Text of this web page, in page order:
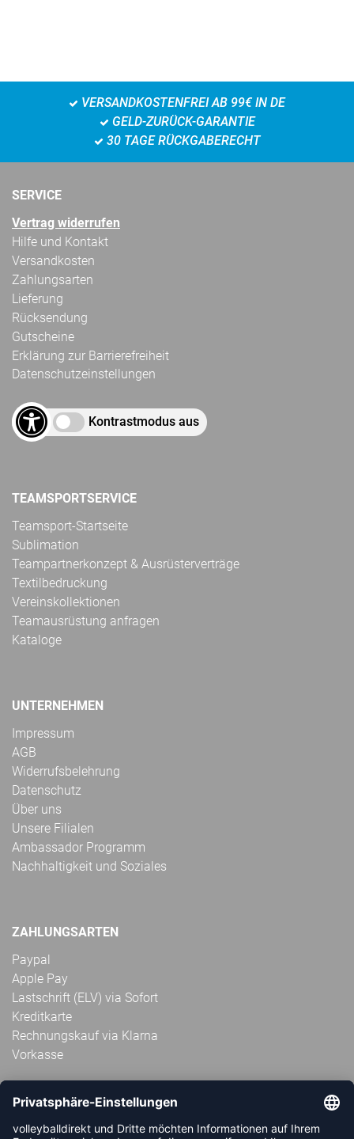
VERSANDKOSTENFREI AB 99€ IN DE
GELD-ZURÜCK-GARANTIE
30 TAGE RÜCKGABERECHT
SERVICE
Vertrag widerrufen
Hilfe und Kontakt
Versandkosten
Zahlungsarten
Lieferung
Rücksendung
Gutscheine
Erklärung zur Barrierefreiheit
Datenschutzeinstellungen
Kontrastmodus aus
TEAMSPORTSERVICE
Teamsport-Startseite
Sublimation
Teampartnerkonzept & Ausrüsterverträge
Textilbedruckung
Vereinskollektionen
Teamausrüstung anfragen
Kataloge
UNTERNEHMEN
Impressum
AGB
Widerrufsbelehrung
Datenschutz
Über uns
Unsere Filialen
Ambassador Programm
Nachhaltigkeit und Soziales
ZAHLUNGSARTEN
Paypal
Apple Pay
Lastschrift (ELV) via Sofort
Kreditkarte
Rechnungskauf via Klarna
Vorkasse
ABONNIERE JETZT DEN KOSTENLOSEN
VOLLEYBALLDIREKT-NEWSLETTER UND VERPASSE KEINE